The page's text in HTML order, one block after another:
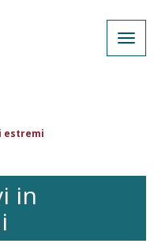
estremi
in